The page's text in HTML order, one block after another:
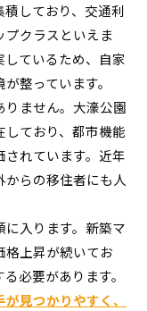
しており、交通利
クラスといえま
ているため、自家
整っています。
りません。大濠公園
しており、都市機能
されています。近年
からの移住者にも人
入ります。新築マ
格上昇が続いてお
必要があります。
見つかりやすく、